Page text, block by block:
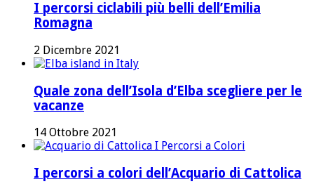
I percorsi ciclabili più belli dell’Emilia
Romagna
2 Dicembre 2021
Quale zona dell’Isola d’Elba scegliere per le
vacanze
14 Ottobre 2021
I percorsi a colori dell’Acquario di Cattolica